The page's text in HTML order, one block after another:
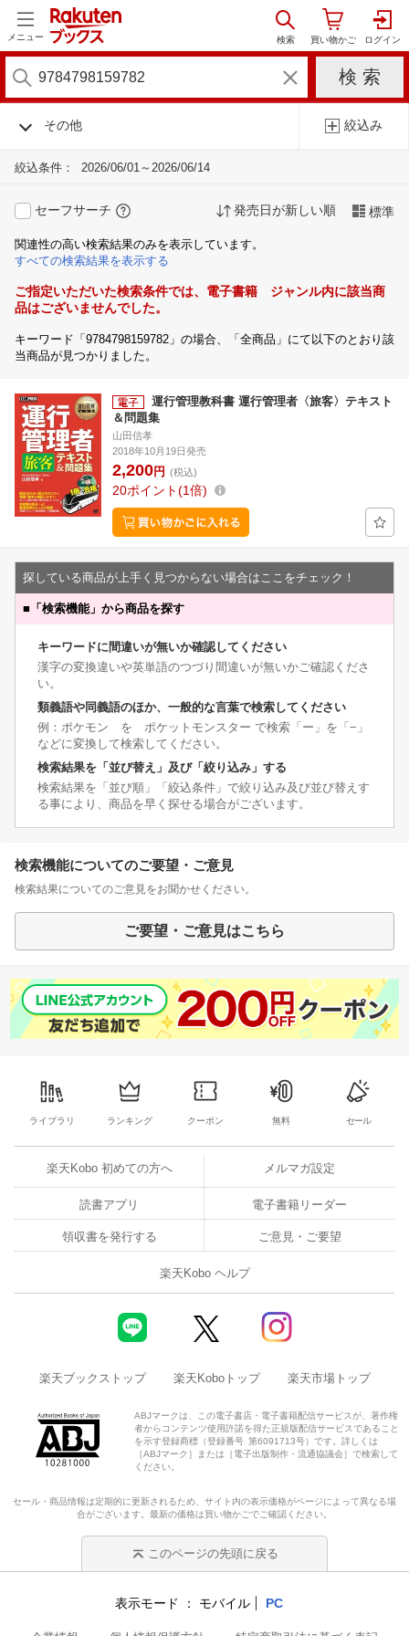
メニュー
その他 絞込み
絞込条件： 2026/06/01～2026/06/14
セーフサーチ 発売日が新しい順 標準
関連性の高い検索結果のみを表示しています。
すべての検索結果を表示する
ご指定いただいた検索条件では、電子書籍 ジャンル内に該当商
品はございませんでした。
キーワード「9784798159782」の場合、「全商品」にて以下のとおり該
当商品が見つかりました。
運行管理教科書 運行管理者〈旅客〉テキスト
＆問題集
山田信孝
2018年10月19日発売
2,200円 (税込)
20ポイント 1倍
探している商品が上手く見つからない場合はここをチェック！
■ 「検索機能」から商品を探す
キーワードに間違いが無いか確認してください
漢字の変換違いや英単語のつづり間違いが無いかご確認くださ
い。
類義語や同義語のほか、一般的な言葉で検索してください
例：ポケモン を ポケットモンスター で検索「ー」を「−」
などに変換して検索してください。
検索結果を「並び替え」及び「絞り込み」する
検索結果を「並び順」「絞込条件」で絞り込み及び並び替えす
る事により、商品を早く探せる場合がございます。
検索機能についてのご要望・ご意見
検索結果についてのご意見をお聞かせください。
ご要望・ご意見はこちら
ライブラリ ランキング クーポン 無料 セール
楽天Kobo 初めての方へ メルマガ設定
読書アプリ 電子書籍リーダー
領収書を発行する ご意見・ご要望
楽天Kobo ヘルプ
楽天ブックストップ 楽天Koboトップ 楽天市場トップ
ABJマークは、この電子書店・電子書籍配信サービスが、著作権
者からコンテンツ使用許諾を得た正規版配信サービスであること
を示す登録商標（登録番号 第6091713号）です。詳しくは
［ABJマーク］または［電子出版制作・流通協議会］で検索して
ください。
セール・商品情報は定期的に更新されるため、サイト内の表示価格がページによって異なる場
合がございます。最新の価格は買い物かごでご確認ください。
このページの先頭に戻る
表示モード モバイル PC